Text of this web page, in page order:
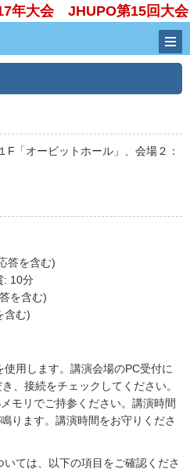
年大会 JHUPO第15回大会
F「オービットホール」、会場２：
答を含む)
: 10分
を含む)
含む)
用します。講演会場のPC受付に
、接続をチェックしてください。
モリでご持参ください。講演時間
ります。講演時間をお守りくださ
ては、以下の項目をご確認くださ